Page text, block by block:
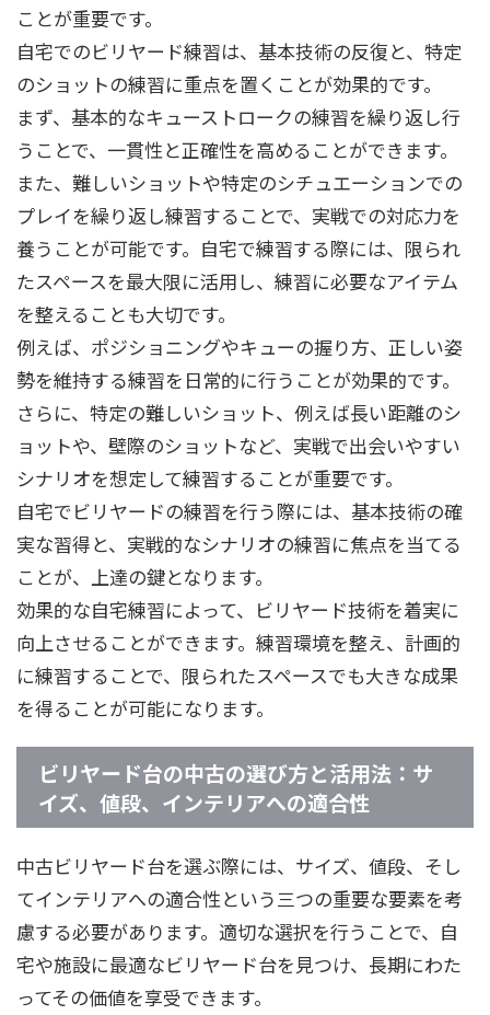
ことが重要です。
自宅でのビリヤード練習は、基本技術の反復と、特定
のショットの練習に重点を置くことが効果的です。
まず、基本的なキューストロークの練習を繰り返し行
うことで、一貫性と正確性を高めることができます。
また、難しいショットや特定のシチュエーションでの
プレイを繰り返し練習することで、実戦での対応力を
養うことが可能です。自宅で練習する際には、限られ
たスペースを最大限に活用し、練習に必要なアイテム
を整えることも大切です。
例えば、ポジショニングやキューの握り方、正しい姿
勢を維持する練習を日常的に行うことが効果的です。
さらに、特定の難しいショット、例えば長い距離のシ
ョットや、壁際のショットなど、実戦で出会いやすい
シナリオを想定して練習することが重要です。
自宅でビリヤードの練習を行う際には、基本技術の確
実な習得と、実戦的なシナリオの練習に焦点を当てる
ことが、上達の鍵となります。
効果的な自宅練習によって、ビリヤード技術を着実に
向上させることができます。練習環境を整え、計画的
に練習することで、限られたスペースでも大きな成果
を得ることが可能になります。
ビリヤード台の中古の選び方と活用法：サ
イズ、値段、インテリアへの適合性
中古ビリヤード台を選ぶ際には、サイズ、値段、そし
てインテリアへの適合性という三つの重要な要素を考
慮する必要があります。適切な選択を行うことで、自
宅や施設に最適なビリヤード台を見つけ、長期にわた
ってその価値を享受できます。